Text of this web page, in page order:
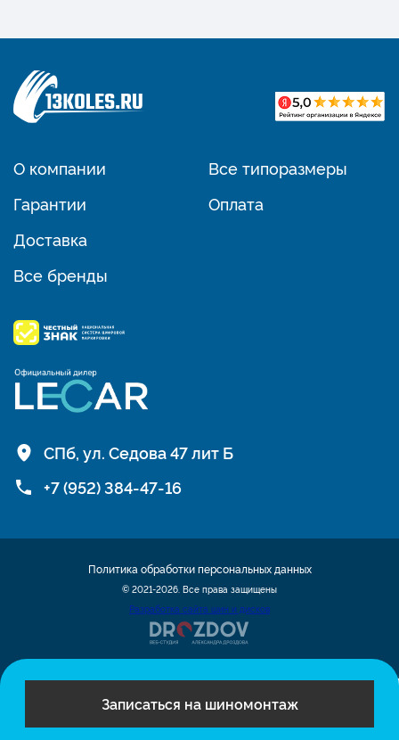
Записаться на шиномонтаж
О компании
Гарантии
Доставка
Все бренды
Все типоразмеры
Оплата
СПб, ул. Седова 47 лит Б
+7 (952) 384-47-16
© 2021-2026. Все права защищены
Разработка сайта шин и дисков
Политика обработки персональных данных